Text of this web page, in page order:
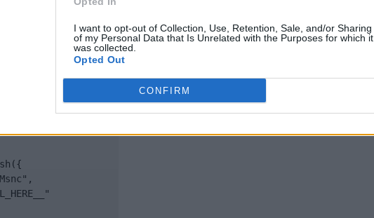
I want to opt-out of Collection, Use, Retention, Sale, and/or Sharing
of my Personal Data that Is Unrelated with the Purposes for which it
was collected.
Opted Out
CONFIRM